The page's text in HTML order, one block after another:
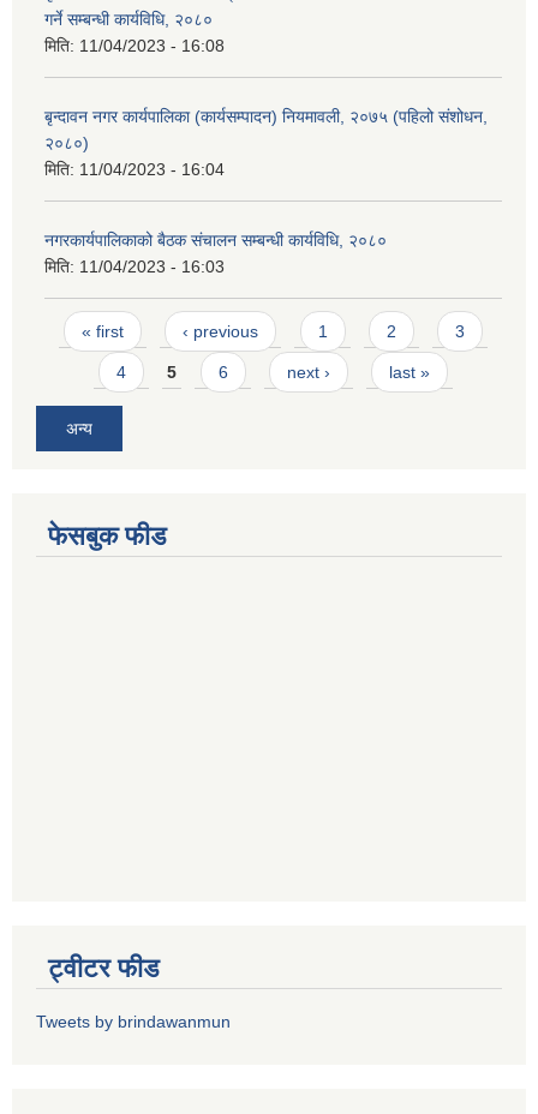
गर्ने सम्बन्धी कार्यविधि, २०८०
मिति: 11/04/2023 - 16:08
बृन्दावन नगर कार्यपालिका (कार्यसम्पादन) नियमावली, २०७५ (पहिलो संशोधन,
२०८०)
मिति: 11/04/2023 - 16:04
नगरकार्यपालिकाको बैठक संचालन सम्बन्धी कार्यविधि, २०८०
मिति: 11/04/2023 - 16:03
Pages
« first ‹ previous 1 2 3
4 5 6 next › last »
अन्य
फेसबुक फीड
ट्वीटर फीड
Tweets by brindawanmun